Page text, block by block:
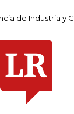
de Industria y